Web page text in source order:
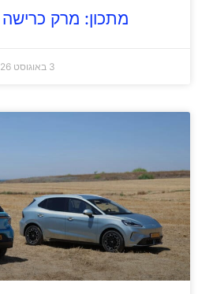
מתכון: מרק כרישה Leek Soup
3 באוגוסט 2026